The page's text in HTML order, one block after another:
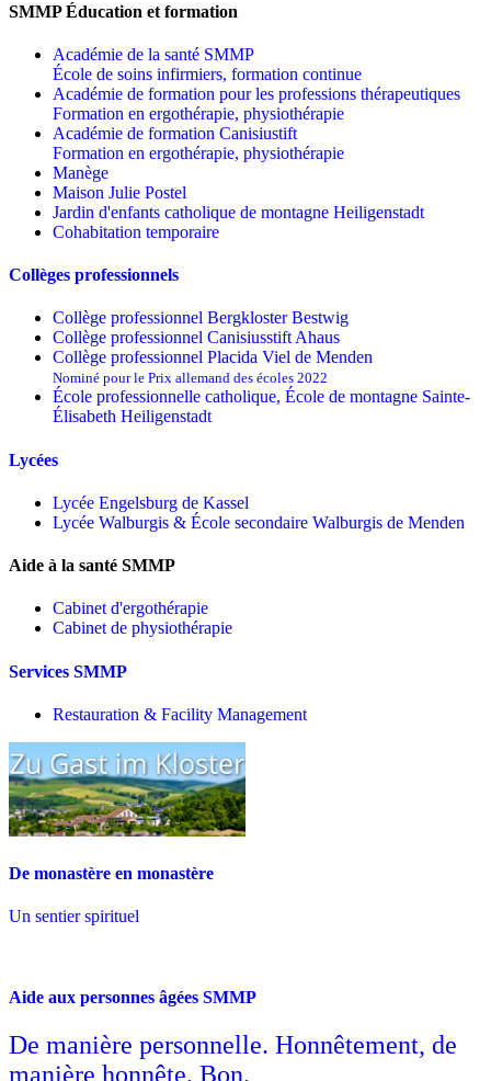
SMMP Éducation et formation
Académie de la santé SMMP
École de soins infirmiers, formation continue
Académie de formation pour les professions thérapeutiques
Formation en ergothérapie, physiothérapie
Académie de formation Canisiustift
Formation en ergothérapie, physiothérapie
Manège
Maison Julie Postel
Jardin d'enfants catholique de montagne Heiligenstadt
Cohabitation temporaire
Collèges professionnels
Collège professionnel Bergkloster Bestwig
Collège professionnel Canisiusstift Ahaus
Collège professionnel Placida Viel de Menden
Nominé pour le Prix allemand des écoles 2022
École professionnelle catholique, École de montagne Sainte-
Élisabeth Heiligenstadt
Lycées
Lycée Engelsburg de Kassel
Lycée Walburgis & École secondaire Walburgis de Menden
Aide à la santé SMMP
Cabinet d'ergothérapie
Cabinet de physiothérapie
Services SMMP
Restauration & Facility Management
De monastère en monastère
Un sentier spirituel
Aide aux personnes âgées SMMP
De manière personnelle. Honnêtement, de
manière honnête. Bon.